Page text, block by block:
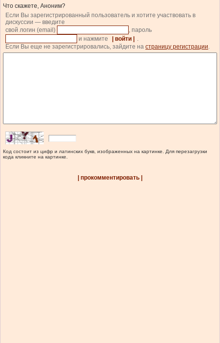
Что скажете, Аноним?
Если Вы зарегистрированный пользователь и хотите участвовать в
дискуссии — введите
свой логин (email)
, пароль
и нажмите
| войти |
.
Если Вы еще не зарегистрировались, зайдите на страницу регистрации.
Код состоит из цифр и латинских букв, изображенных на картинке. Для перезагрузки
кода кликните на картинке.
| прокомментировать |